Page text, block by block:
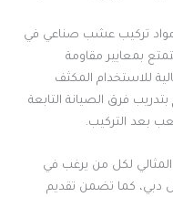
تركيب عشب صناعي في
بمعايير مقاومة
للاستخدام المكثف
فرق الصيانة التابعة
بعد التركيب.
لكل من يرغب في
دبي، كما تضمن تقديم